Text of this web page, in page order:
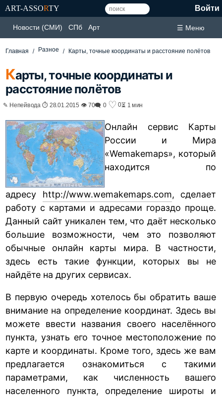
ART-ASSORTY Войти
Новости (СМИ) СПб Арт ☰ Меню
Главная Разное Карты, точные координаты и расстояние полётов
Карты, точные координаты и
расстояние полётов
✎ Непейвода ⏱ 28.01.2015 👁 70🗨 0 ♡ 0⏳ 1 мин
Онлайн сервис Карты
России и Мира
«Wemakemaps», который
находится по
адресу http://www.wemakemaps.com, сделает
работу с картами и адресами гораздо проще.
Данный сайт уникален тем, что даёт несколько
большие возможности, чем это позволяют
обычные онлайн карты мира. В частности,
здесь есть такие функции, которых вы не
найдёте на других сервисах.
В первую очередь хотелось бы обратить ваше
внимание на определение координат. Здесь вы
можете ввести названия своего населённого
пункта, узнать его точное местоположение по
карте и координаты. Кроме того, здесь же вам
предлагается ознакомиться с такими
параметрами, как численность вашего
населенного пункта, определение широты и